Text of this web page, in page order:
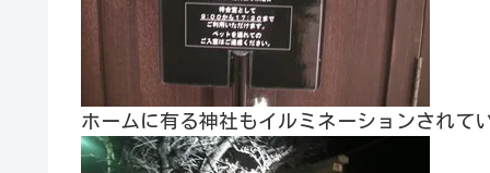
ホームに有る神社もイルミネーションされて